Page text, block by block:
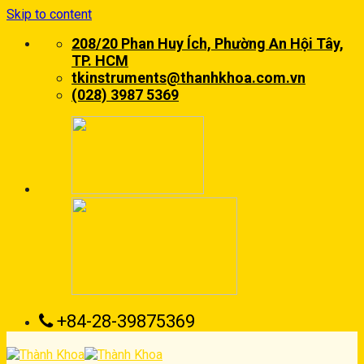
Skip to content
208/20 Phan Huy Ích, Phường An Hội Tây,
TP. HCM
tkinstruments@thanhkhoa.com.vn
(028) 3987 5369
+84-28-39875369